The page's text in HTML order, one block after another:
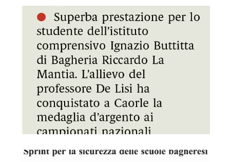
GDS 11/04/2023 Corsa campestre argento a La Mantia
QDS 11/04/2023 Sprint per la sicurezza delle scuole